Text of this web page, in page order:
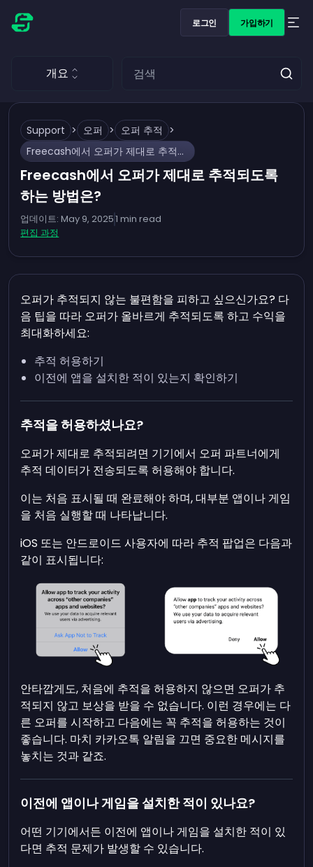
로그인 가입하기
개요
Support > 오퍼 > 오퍼 추적 >
Freecash에서 오퍼가 제대로 추적되도록 하는 방법은?
Freecash에서 오퍼가 제대로 추적되도록
하는 방법은?
업데이트: May 9, 20251 min read
편집 과정
오퍼가 추적되지 않는 불편함을 피하고 싶으신가요? 다
음 팁을 따라 오퍼가 올바르게 추적되도록 하고 수익을
최대화하세요:
추적 허용하기
이전에 앱을 설치한 적이 있는지 확인하기
추적을 허용하셨나요?
오퍼가 제대로 추적되려면 기기에서 오퍼 파트너에게
추적 데이터가 전송되도록 허용해야 합니다.
이는 처음 표시될 때 완료해야 하며, 대부분 앱이나 게임
을 처음 실행할 때 나타납니다.
iOS 또는 안드로이드 사용자에 따라 추적 팝업은 다음과
같이 표시됩니다:
안타깝게도, 처음에 추적을 허용하지 않으면 오퍼가 추
적되지 않고 보상을 받을 수 없습니다. 이런 경우에는 다
른 오퍼를 시작하고 다음에는 꼭 추적을 허용하는 것이
좋습니다. 마치 카카오톡 알림을 끄면 중요한 메시지를
놓치는 것과 같죠.
이전에 앱이나 게임을 설치한 적이 있나요?
어떤 기기에서든 이전에 앱이나 게임을 설치한 적이 있
다면 추적 문제가 발생할 수 있습니다.